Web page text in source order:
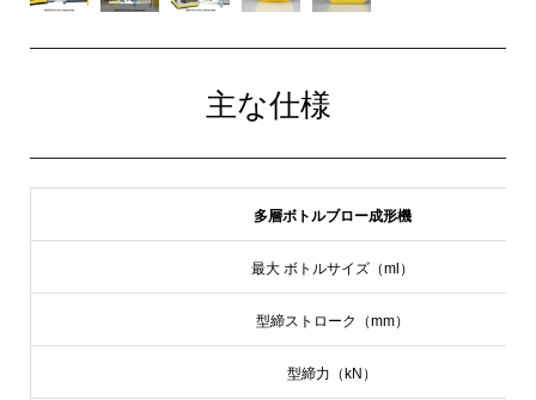
主な仕様
多層ボトルブロー成形機
最大 ボトルサイズ（ml）
型締ストローク（mm）
型締力（kN）